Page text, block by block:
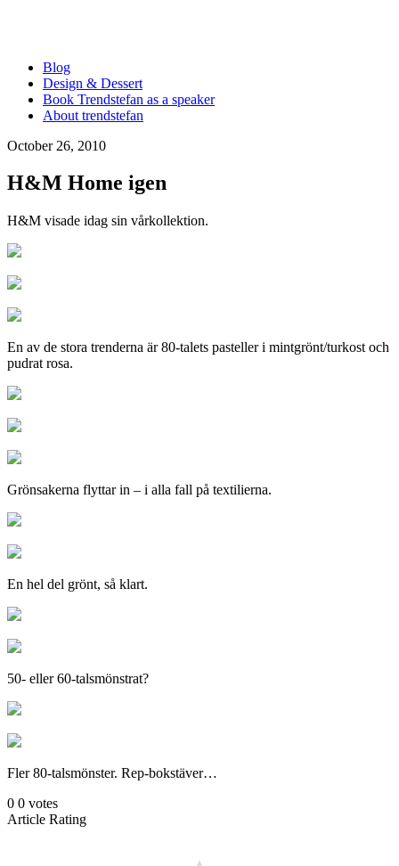
Blog
Design & Dessert
Book Trendstefan as a speaker
About trendstefan
October 26, 2010
H&M Home igen
H&M visade idag sin vårkollektion.
En av de stora trenderna är 80-talets pasteller i mintgrönt/turkost och
pudrat rosa.
Grönsakerna flyttar in – i alla fall på textilierna.
En hel del grönt, så klart.
50- eller 60-talsmönstrat?
Fler 80-talsmönster. Rep-bokstäver…
0 0 votes
Article Rating